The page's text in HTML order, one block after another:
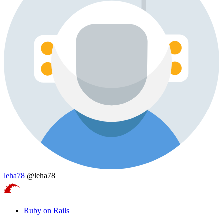
leha78 @leha78
Ruby on Rails